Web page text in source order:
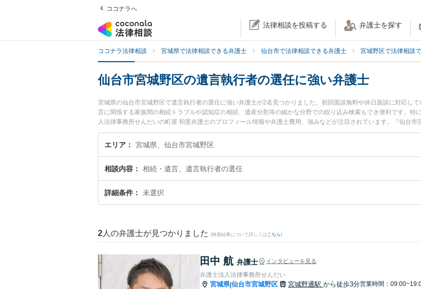
ココナラへ
法律相談を投稿する 弁護士を探す
ココナラ法律相談 宮城県で法律相談できる弁護士 仙台市で法律相談できる弁護士 宮城野区で法律相談
仙台市宮城野区の遺言執行者の選任に強い弁護士
宮城県の仙台市宮城野区で遺言執行者の選任に強い弁護士が2名見つかりました。初回面談無料や休日面談に対応し
言に関係する家族間の相続トラブルや認知症の相続、遺産分割等の細かな分野での絞り込み検索もでき便利です。特
人法律事務所せんだいの町屋 和憲弁護士のプロフィール情報や弁護士費用、強みなどが注目されています。『仙台
ルを今すぐに弁護士に相談したい』『遺言執行者の選任のトラブル解決の実績豊富な近くの弁護士を検索したい』『
野区内の弁護士に相談予約したい』などでお困りの相談者さんにおすすめです。
エリア 宮城県、仙台市宮城野区
相談内容 相続・遺言、遺言執行者の選任
詳細条件 未選択
2 人の弁護士が見つかりました (検索結果について詳しくは こちら)
田中 航 弁護士 インタビューを見る
弁護士法人法律事務所せんだい
宮城県|仙台市宮城野区 宮城野通駅 から徒歩3分営業時間：